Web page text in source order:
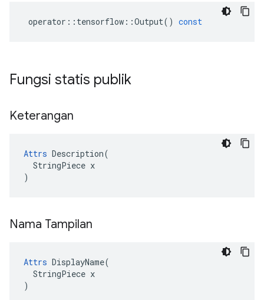
operator :: tensorflow ::Output() const
Fungsi statis publik
Keterangan
Attrs Description(
  StringPiece x
)
Nama Tampilan
Attrs DisplayName(
  StringPiece x
)